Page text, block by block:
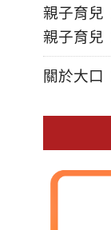
親子育兒
親子育兒
關於大口